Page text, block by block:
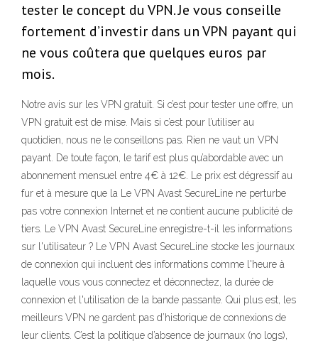
tester le concept du VPN. Je vous conseille
fortement d’investir dans un VPN payant qui
ne vous coûtera que quelques euros par
mois.
Notre avis sur les VPN gratuit. Si c’est pour tester une offre, un
VPN gratuit est de mise. Mais si c’est pour l’utiliser au
quotidien, nous ne le conseillons pas. Rien ne vaut un VPN
payant. De toute façon, le tarif est plus qu’abordable avec un
abonnement mensuel entre 4€ à 12€. Le prix est dégressif au
fur et à mesure que la Le VPN Avast SecureLine ne perturbe
pas votre connexion Internet et ne contient aucune publicité de
tiers. Le VPN Avast SecureLine enregistre-t-il les informations
sur l'utilisateur ? Le VPN Avast SecureLine stocke les journaux
de connexion qui incluent des informations comme l'heure à
laquelle vous vous connectez et déconnectez, la durée de
connexion et l'utilisation de la bande passante. Qui plus est, les
meilleurs VPN ne gardent pas d’historique de connexions de
leur clients. C’est la politique d’absence de journaux (no logs),